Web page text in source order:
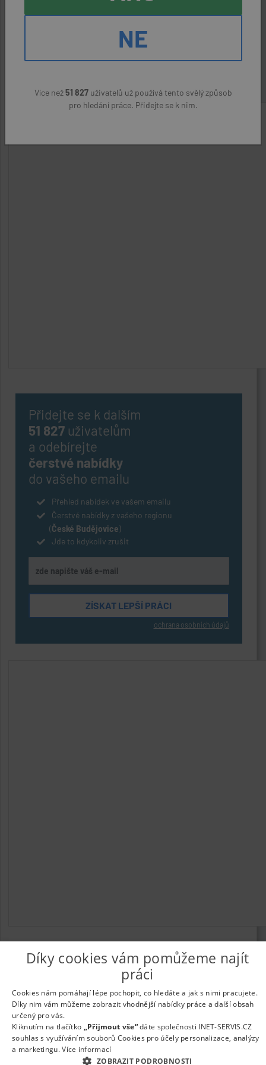
Hlavní město Praha
MC ROYAL company s.r.o. (přes úřad práce)
24000 - 26000 Kč
NE
Více než51 827uživatelů už používá tento svělý způsob
pro hledání práce. Přidejte se k nim.
Přidejte se k dalším
51 827uživatelům
a odebírejte
čerstvé nabídky
do vašeho emailu
Přehled nabídek ve vašem emailu
Čerstvé nabídky z vašeho regionu
(České Budějovice)
Jde to kdykoliv zrušit
ochrana osobních údajů
| Nabídka práce - zaměstnání
webu
|Vložit inzerát |Odběr novinek| Odstranění inzerátu|
Díky cookies vám pomůžeme najít
práci
Cookies nám pomáhají lépe pochopit, co hledáte a jak s nimi pracujete.
Díky nim vám můžeme zobrazit vhodnější nabídky práce a další obsah
určený pro vás.
Kliknutím na tlačítko „Přijmout vše“dáte společnosti INET-SERVIS.CZ
souhlas s využíváním souborů Cookies pro účely personalizace, analýzy
a marketingu.Více informací
ZOBRAZIT PODROBNOSTI